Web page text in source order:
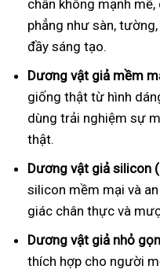
chân không mạnh
phẳng như sàn,
đầy sáng tạo.
Dương vật giả mềm
giống thật từ hình
dùng trải nghiệm sự
thật.
Dương vật giả silicon
silicon mềm mại và
giác chân thực và
Dương vật giả nhỏ
thích hợp cho người